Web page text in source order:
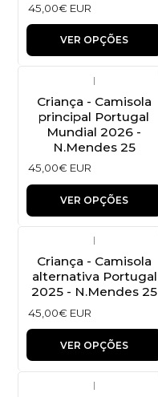
45,00€ EUR
VER OPÇÕES
|
Criança - Camisola
principal Portugal
Mundial 2026 -
N.Mendes 25
45,00€ EUR
VER OPÇÕES
Criança - Camisola
alternativa Portugal
2025 - N.Mendes 25
45,00€ EUR
VER OPÇÕES
|